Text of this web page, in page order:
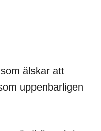
älskar att
uppenbarligen